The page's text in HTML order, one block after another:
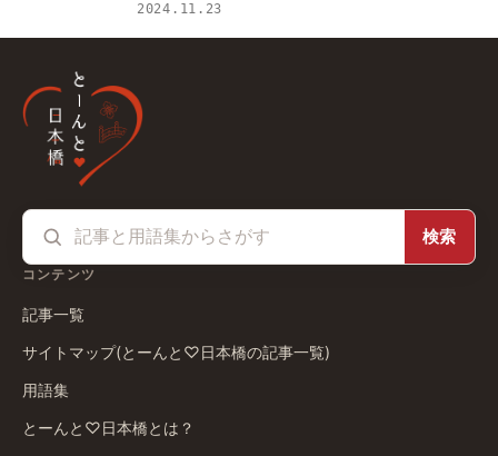
2024.11.23
検索
コンテンツ
記事一覧
サイトマップ(とーんと♡日本橋の記事一覧)
用語集
とーんと♡日本橋とは？